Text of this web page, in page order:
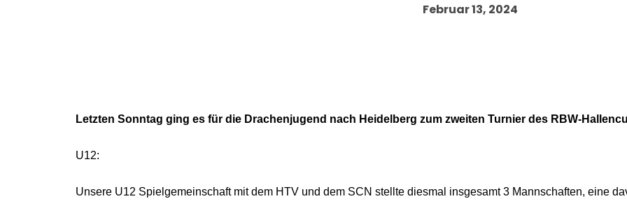
Februar 13, 2024
Letzten Sonntag ging es für die Drachenjugend nach Heidelberg zum zweiten Turnier des RBW-
U12:
Unsere U12 Spielgemeinschaft mit dem HTV und dem SCN stellte diesmal insgesamt 3 Mannschaften, eine